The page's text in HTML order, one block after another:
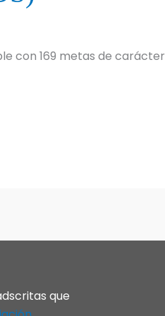
con 169 metas de carácter
que